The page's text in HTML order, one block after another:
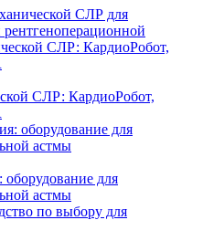
СЛР для
СЛР: КардиоРобот,
для
астмы